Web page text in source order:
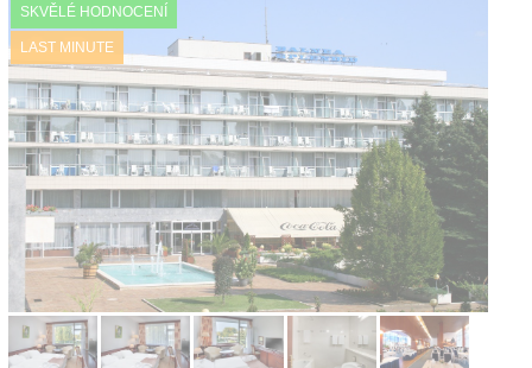
O nás
SKVĚLÉ HODNOCENÍ
LAST MINUTE